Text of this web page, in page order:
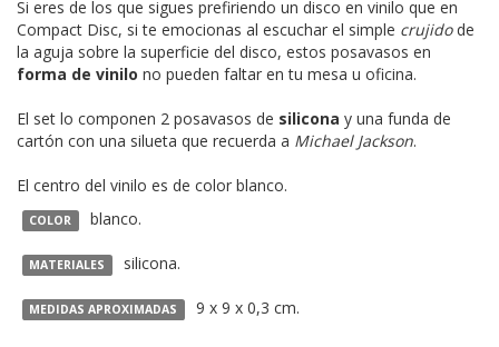
Si eres de los que sigues prefiriendo un disco en vinilo que en
Compact Disc, si te emocionas al escuchar el simple crujidode
la aguja sobre la superficie del disco, estos posavasos en
forma de vinilo no pueden faltar en tu mesa u oficina.
El set lo componen 2 posavasos de silicona y una funda de
cartón con una silueta que recuerda a Michael Jackson.
El centro del vinilo es de color blanco.
COLOR blanco.
MATERIALES silicona.
MEDIDAS APROXIMADAS 9 x 9 x 0,3 cm.